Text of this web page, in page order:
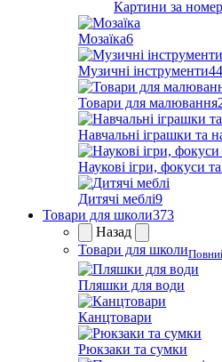
Картини за
Мозаїка6
Музичні інструменти44
Товари для малювання
Навчальні іграшки та
Наукові ігри, фокуси
Дитячі меблі9
Товари для школи373
Назад
Товари для школи
Пляшки для води
Канцтовари
Рюкзаки та сумки